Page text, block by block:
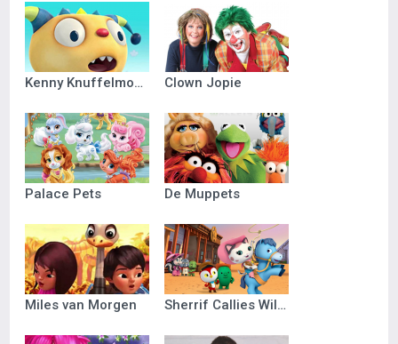
Kenny Knuffelmonster Clown Jopie
Palace Pets De Muppets
Miles van Morgen Sherrif Callies Wilde Westen